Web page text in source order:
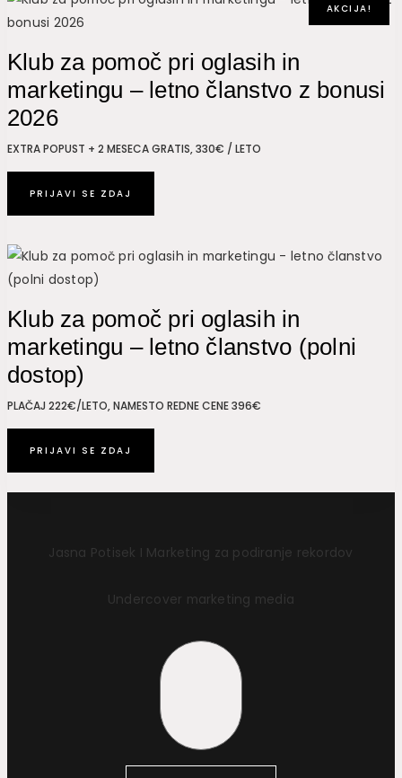
AKCIJA!
Klub za pomoč pri oglasih in
marketingu – letno članstvo z bonusi
2026
EXTRA POPUST + 2 MESECA GRATIS, 330€ / LETO
PRIJAVI SE ZDAJ
Klub za pomoč pri oglasih in
marketingu – letno članstvo (polni
dostop)
PLAČAJ 222€/LETO, NAMESTO REDNE CENE 396€
PRIJAVI SE ZDAJ
Jasna Potisek I Marketing za podiranje rekordov
Undercover marketing media